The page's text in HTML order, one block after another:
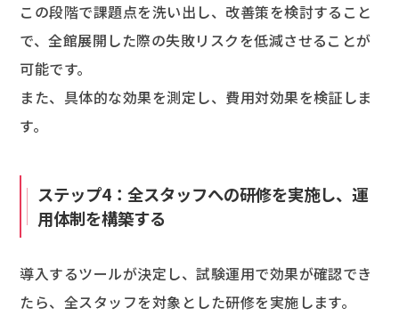
この段階で課題点を洗い出し、改善策を検討すること
で、全館展開した際の失敗リスクを低減させることが
可能です。
また、具体的な効果を測定し、費用対効果を検証しま
す。
ステップ4：全スタッフへの研修を実施し、運
用体制を構築する
導入するツールが決定し、試験運用で効果が確認でき
たら、全スタッフを対象とした研修を実施します。